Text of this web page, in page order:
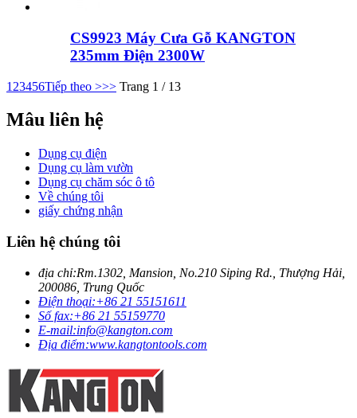
CS9923 Máy Cưa Gỗ KANGTON
235mm Điện 2300W
1 23456Tiếp theo >>> Trang 1 / 13
Mâu liên hệ
Dụng cụ điện
Dụng cụ làm vườn
Dụng cụ chăm sóc ô tô
Về chúng tôi
giấy chứng nhận
Liên hệ chúng tôi
địa chỉ:Rm.1302, Mansion, No.210 Siping Rd., Thượng Hải,
200086, Trung Quốc
Điện thoại:+86 21 55151611
Số fax:+86 21 55159770
E-mail:info@kangton.com
Địa điểm:www.kangtontools.com